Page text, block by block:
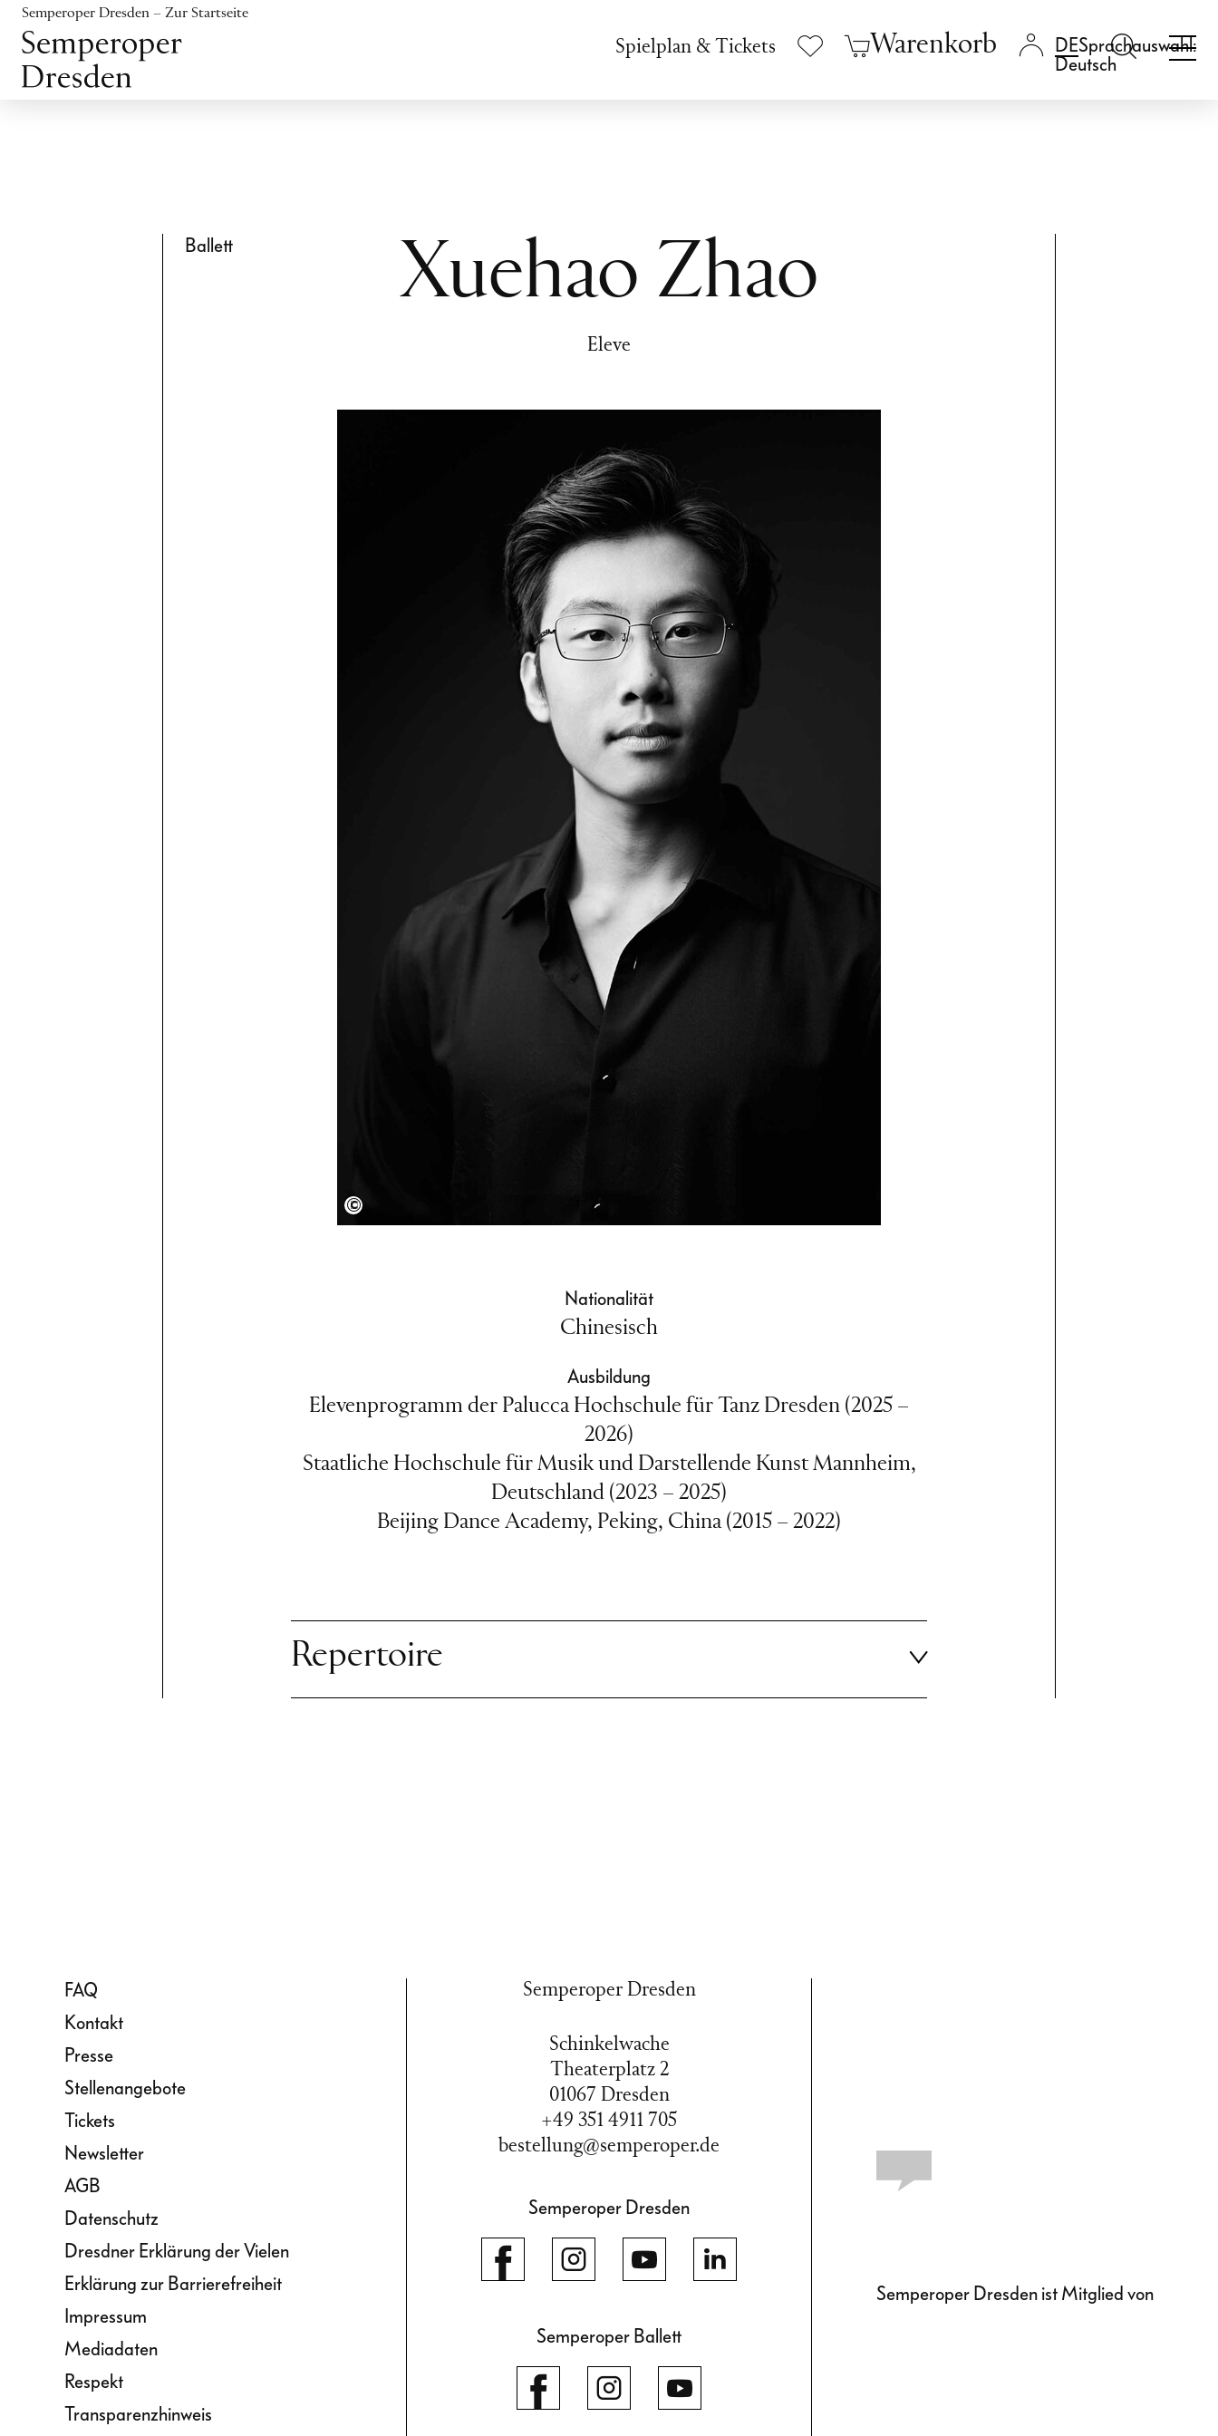
Inhalt anspringen
Fußbereich anspringen
Semperoper Dresden – Zur Startseite
Spielplan & Tickets Warenkorb
Sprachauswahl:
Deutsch
Ballett Xuehao Zhao
Eleve
Nationalität
Chinesisch
Ausbildung
Elevenprogramm der Palucca Hochschule für Tanz Dresden (2025 –
2026)
Staatliche Hochschule für Musik und Darstellende Kunst Mannheim,
Deutschland (2023 – 2025)
Beijing Dance Academy, Peking, China (2015 – 2022)
Repertoire
FAQ
Kontakt
Presse
Stellenangebote
Tickets
Newsletter
AGB
Datenschutz
Dresdner Erklärung der Vielen
Erklärung zur Barrierefreiheit
Impressum
Mediadaten
Respekt
Transparenzhinweis
Semperoper Dresden
Schinkelwache
Theaterplatz 2
01067 Dresden
+49 351 4911 705
bestellung@semperoper.de
Semperoper Dresden
Semperoper Ballett
Semperoper Dresden ist Mitglied von